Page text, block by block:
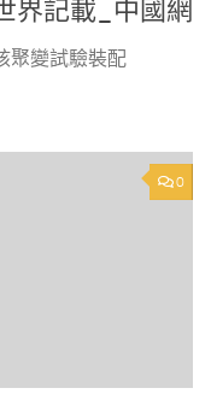
界記載_中國網
聚變試驗裝配
0